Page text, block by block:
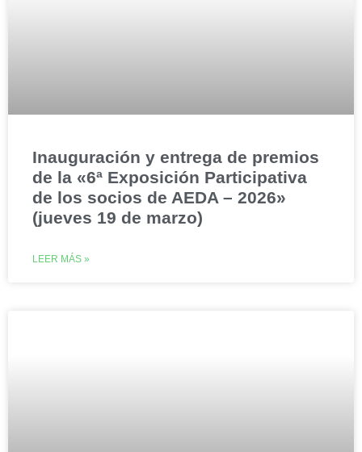
Inauguración y entrega de premios
de la «6ª Exposición Participativa
de los socios de AEDA – 2026»
(jueves 19 de marzo)
LEER MÁS »